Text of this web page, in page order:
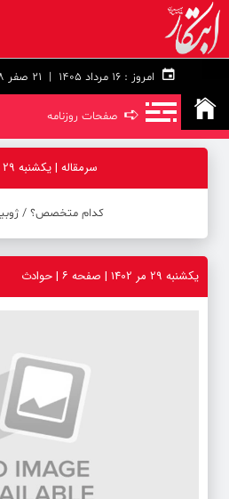
امروز : ۱۶ مرداد ۱۴۰۵ | 21 صفر 1448
➪ صفحات روزنامه
سرمقاله | یکشنبه 29 مر 1402
کدام متخصص؟ /
یکشنبه 29 مر 1402 | صفحه ۶ | حوادث